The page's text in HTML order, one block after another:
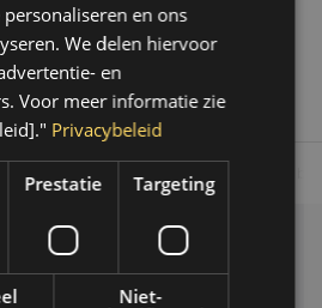
Op werkdagen voor 14.00 uur
en ons
We delen hiervoor
en
Voor meer informatie zie
Privacybeleid
Prestatie Targeting
Niet-